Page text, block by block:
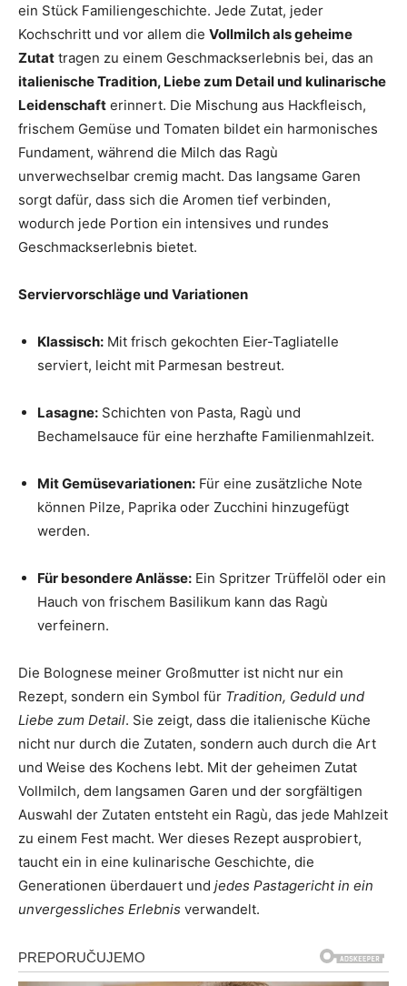
ein Stück Familiengeschichte. Jede Zutat, jeder
Kochschritt und vor allem die Vollmilch als geheime
Zutat tragen zu einem Geschmackserlebnis bei, das an
italienische Tradition, Liebe zum Detail und kulinarische
Leidenschaft erinnert. Die Mischung aus Hackfleisch,
frischem Gemüse und Tomaten bildet ein harmonisches
Fundament, während die Milch das Ragù
unverwechselbar cremig macht. Das langsame Garen
sorgt dafür, dass sich die Aromen tief verbinden,
wodurch jede Portion ein intensives und rundes
Geschmackserlebnis bietet.
Serviervorschläge und Variationen
Klassisch: Mit frisch gekochten Eier-Tagliatelle
serviert, leicht mit Parmesan bestreut.
Lasagne: Schichten von Pasta, Ragù und
Bechamelsauce für eine herzhafte Familienmahlzeit.
Mit Gemüsevariationen: Für eine zusätzliche Note
können Pilze, Paprika oder Zucchini hinzugefügt
werden.
Für besondere Anlässe: Ein Spritzer Trüffelöl oder ein
Hauch von frischem Basilikum kann das Ragù
verfeinern.
Die Bolognese meiner Großmutter ist nicht nur ein
Rezept, sondern ein Symbol für Tradition, Geduld und
Liebe zum Detail. Sie zeigt, dass die italienische Küche
nicht nur durch die Zutaten, sondern auch durch die Art
und Weise des Kochens lebt. Mit der geheimen Zutat
Vollmilch, dem langsamen Garen und der sorgfältigen
Auswahl der Zutaten entsteht ein Ragù, das jede Mahlzeit
zu einem Fest macht. Wer dieses Rezept ausprobiert,
taucht ein in eine kulinarische Geschichte, die
Generationen überdauert und jedes Pastagericht in ein
unvergessliches Erlebnis verwandelt.